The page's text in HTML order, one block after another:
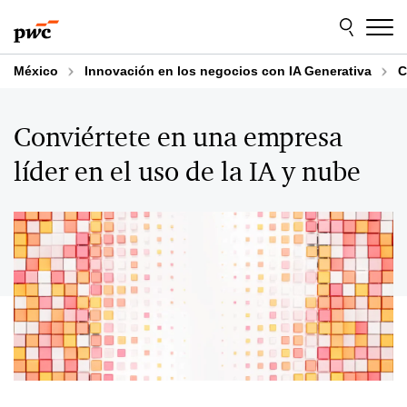
to
content
to
footer
México Innovación en los negocios con IA Generativa
Conviértete en una empresa
líder en el uso de la IA y nube